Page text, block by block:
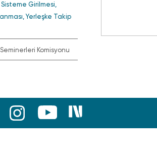
Sisteme Girilmesi,
Yerleşke Takip
Komisyonu